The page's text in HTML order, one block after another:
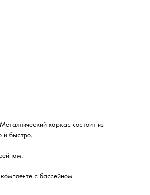
каркас состоит из
и быстро.
с бассейном.